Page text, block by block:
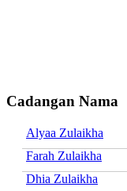
Cadangan Nama
Alyaa Zulaikha
Farah Zulaikha
Dhia Zulaikha